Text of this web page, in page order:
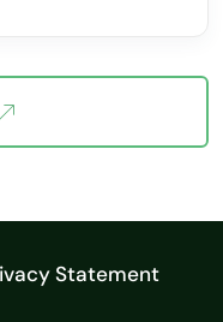
Statement